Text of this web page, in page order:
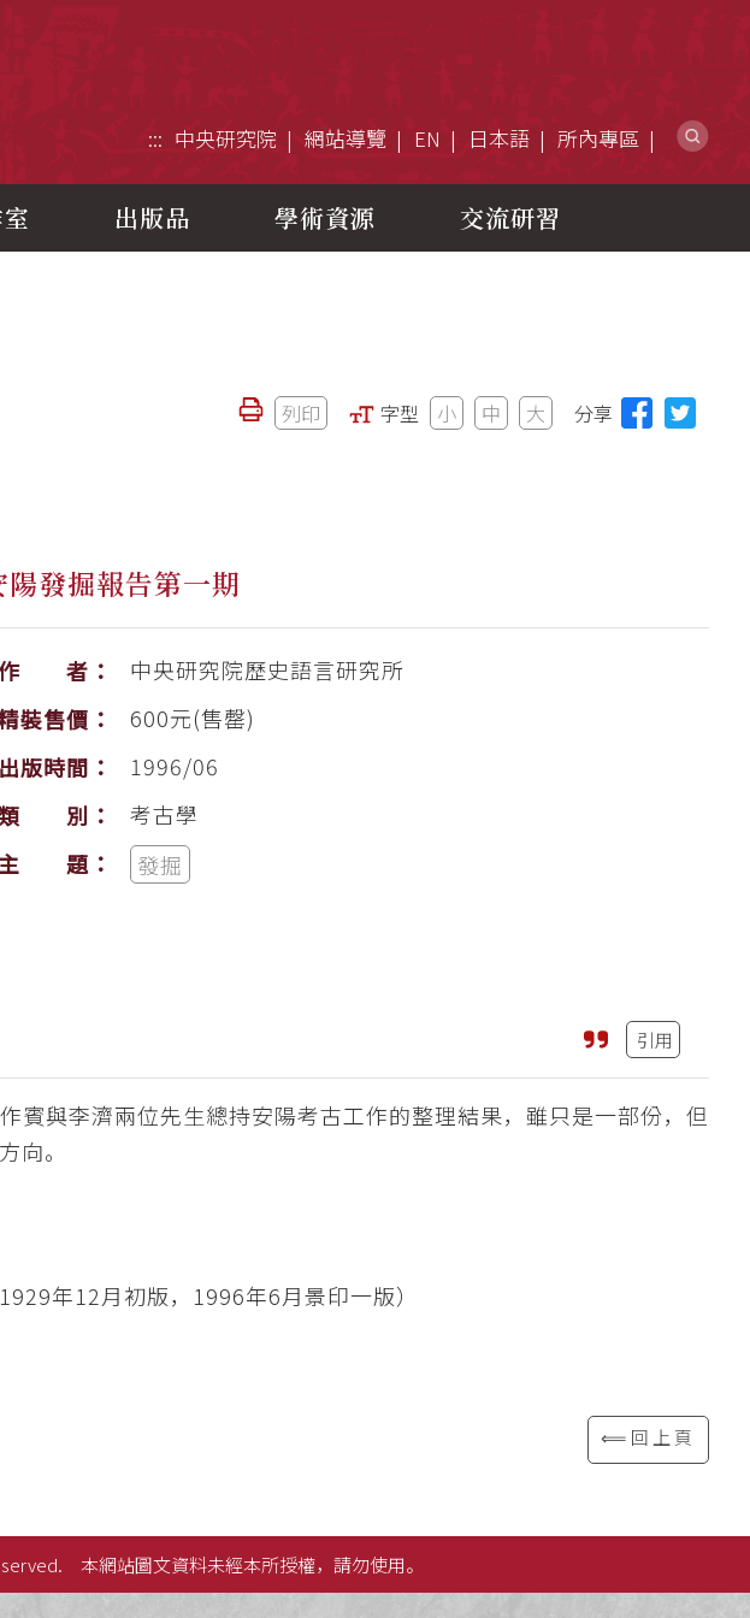
::: 中央研究院 網站導覽 EN 日本語 所內專區
出版品 學術資源 交流研習
列印 字型 小 中 大 分享
陽發掘報告第一期
者：
中央研究院歷史語言研究所
裝售價：
600元(售罄)
出版時間：
1996/06
別：
考古學
題：
發掘
引用
賓與李濟兩位先生總持安陽考古工作的整理結果，雖只是一部份，但
向。
年12月初版，1996年6月景印一版）
⟸回上頁
本網站圖文資料未經本所授權，請勿使用。